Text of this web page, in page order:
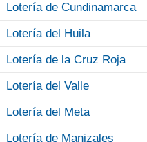
Lotería de Cundinamarca
Lotería del Huila
Lotería de la Cruz Roja
Lotería del Valle
Lotería del Meta
Lotería de Manizales